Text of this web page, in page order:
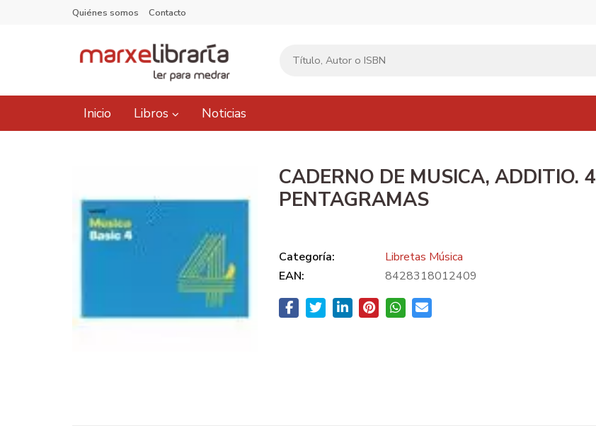
Quiénes somos Contacto
Inicio Libros Noticias
CADERNO DE MUSICA, ADDITIO. 4
PENTAGRAMAS
Categoría:
Libretas Música
EAN:
8428318012409